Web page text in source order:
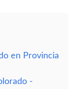
en Provincia
-